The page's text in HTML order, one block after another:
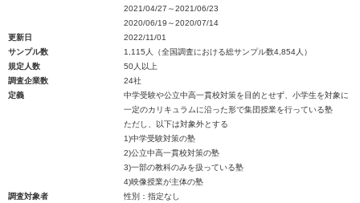
2021/04/27～2021/06/23
2020/06/19～2020/07/14
更新日
2022/11/01
サンプル数
1,115人（全国調査における総サンプル数4,854人）
規定人数
50人以上
調査企業数
24社
定義
中学受験や公立中高一貫校対策を目的とせず、小学生を対象に
一定のカリキュラムに沿った形で集団授業を行っている塾
ただし、以下は対象外とする
1)中学受験対策の塾
2)公立中高一貫校対策の塾
3)一部の教科のみを扱っている塾
4)映像授業が主体の塾
調査対象者
性別：指定なし